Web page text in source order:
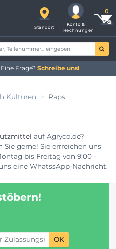
Standort
Konto &
Rechnungen
Eine Frage? Schreibe uns!
Kulturen
Raps
auf Agryco.de?
Sie gerne! Sie errreichen uns
bis Freitag von 9:00 -
eine WhatssApp-Nachricht.
OK